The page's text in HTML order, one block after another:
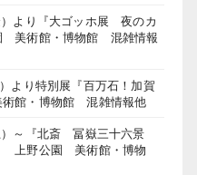
より『大ゴッホ展 夜のカ
美術館・博物館 混雑情報
より特別展『百万石！加賀
館・博物館 混雑情報他
）～『北斎 冨嶽三十六景
上野公園 美術館・博物